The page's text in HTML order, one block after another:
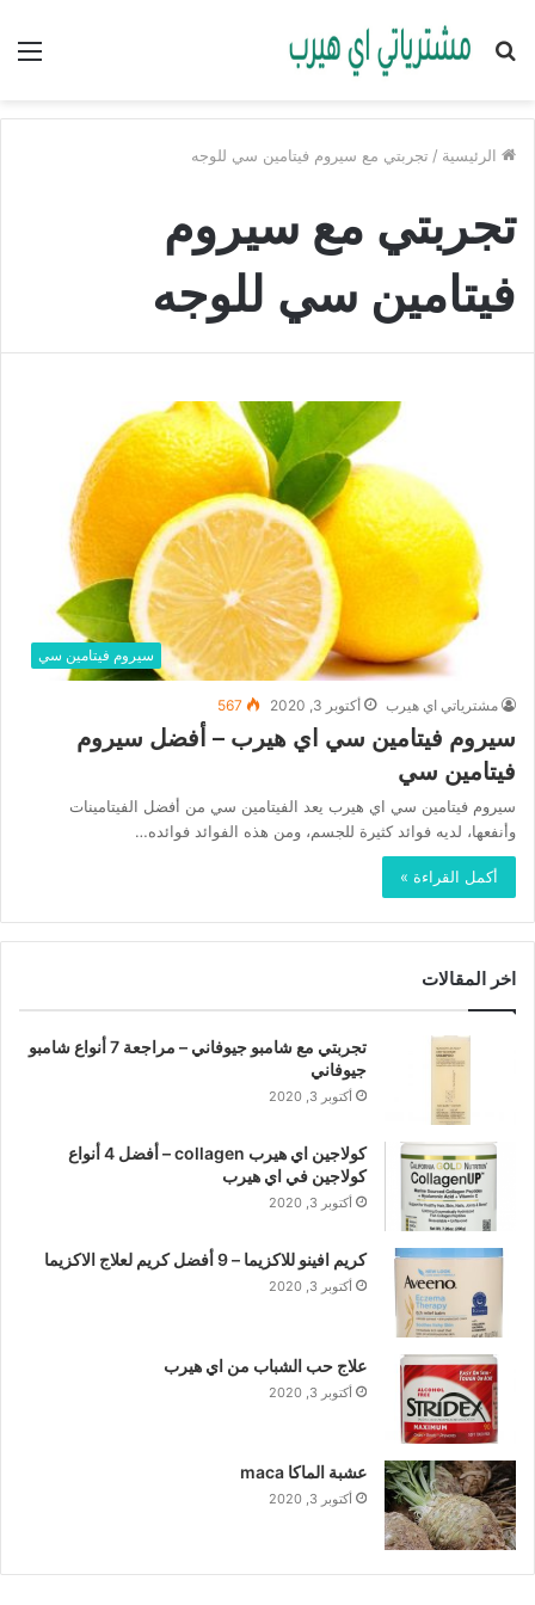
بحث
الرئيسية / تجربتي مع سيروم فيتامين سي للوجه
تجربتي مع سيروم
فيتامين سي للوجه
سيروم فيتامين سي
مشترياتي اي هيرب أكتوبر 3, 2020 567
سيروم فيتامين سي اي هيرب – أفضل سيروم
فيتامين سي
سيروم فيتامين سي اي هيرب يعد الفيتامين سي من أفضل الفيتامينات
وأنفعها، لديه فوائد كثيرة للجسم، ومن هذه الفوائد فوائده…
أكمل القراءة »
اخر المقالات
تجربتي مع شامبو جيوفاني – مراجعة 7 أنواع شامبو
جيوفاني
أكتوبر 3, 2020
كولاجين اي هيرب collagen – أفضل 4 أنواع
كولاجين في اي هيرب
أكتوبر 3, 2020
كريم افينو للاكزيما – 9 أفضل كريم لعلاج الاكزيما
أكتوبر 3, 2020
علاج حب الشباب من اي هيرب
أكتوبر 3, 2020
عشبة الماكا maca
أكتوبر 3, 2020